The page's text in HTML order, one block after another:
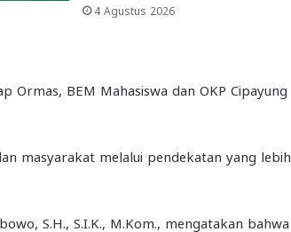
4 Agustus 2026
BEM Mahasiswa dan OKP Cipayung
masyarakat melalui pendekatan yang lebih
S.H., S.I.K., M.Kom., mengatakan bahwa